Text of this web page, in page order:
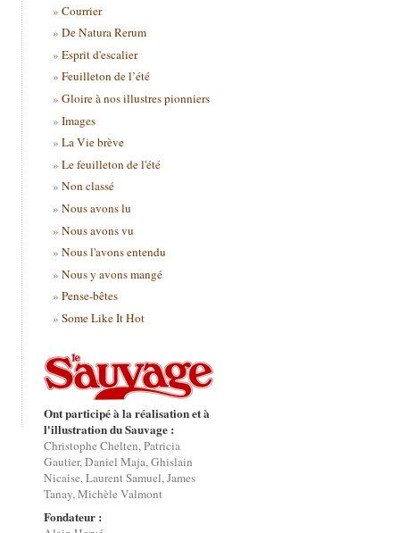
Courrier
De Natura Rerum
Esprit d'escalier
Feuilleton de l’été
Gloire à nos illustres pionniers
Images
La Vie brève
Le feuilleton de l'été
Non classé
Nous avons lu
Nous avons vu
Nous l'avons entendu
Nous y avons mangé
Pense-bêtes
Some Like It Hot
Ont participé à la réalisation et à
l'illustration du Sauvage :
Christophe Chelten, Patricia
Gautier, Daniel Maja, Ghislain
Nicaise, Laurent Samuel, James
Tanay, Michèle Valmont
Fondateur :